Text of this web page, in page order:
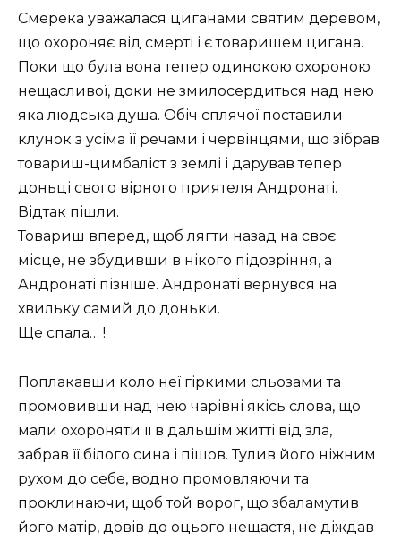
Смерека уважалася циганами святим деревом,
що охороняє від смерті і є товаришем цигана.
Поки що була вона тепер одинокою охороною
нещасливої, доки не змилосердиться над нею
яка людська душа. Обіч сплячої поставили
клунок з усіма її речами і червінцями, що зібрав
товариш-цимбаліст з землі і дарував тепер
доньці свого вірного приятеля Андронаті.
Відтак пішли.
Товариш вперед, щоб лягти назад на своє
місце, не збудивши в нікого підозріння, а
Андронаті пізніше. Андронаті вернувся на
хвильку самий до доньки.
Ще спала… !
Поплакавши коло неї гіркими сльозами та
промовивши над нею чарівні якісь слова, що
мали охороняти її в дальшім житті від зла,
забрав її білого сина і пішов. Тулив його ніжним
рухом до себе, водно промовляючи та
проклинаючи, щоб той ворог, що збаламутив
його матір, довів до оцього нещастя, не діждав